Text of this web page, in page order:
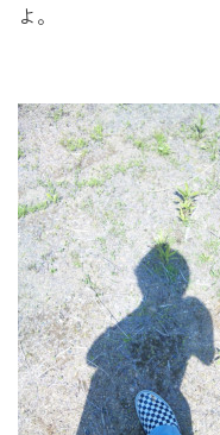
よ。